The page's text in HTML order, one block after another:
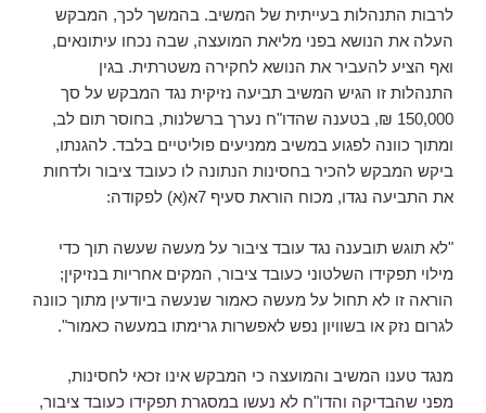
לרבות התנהלות בעייתית של המשיב. בהמשך לכך, המבקש
העלה את הנושא בפני מליאת המועצה, שבה נכחו עיתונאים,
ואף הציע להעביר את הנושא לחקירה משטרתית. בגין
התנהלות זו הגיש המשיב תביעה נזיקית נגד המבקש על סך
150,000 ₪, בטענה שהדו"ח נערך ברשלנות, בחוסר תום לב,
ומתוך כוונה לפגוע במשיב ממניעים פוליטיים בלבד. להגנתו,
ביקש המבקש להכיר בחסינות הנתונה לו כעובד ציבור ולדחות
את התביעה נגדו, מכוח הוראת סעיף 7א(א) לפקודה:
"לא תוגש תובענה נגד עובד ציבור על מעשה שעשה תוך כדי
מילוי תפקידו השלטוני כעובד ציבור, המקים אחריות בנזיקין;
הוראה זו לא תחול על מעשה כאמור שנעשה ביודעין מתוך כוונה
לגרום נזק או בשוויון נפש לאפשרות גרימתו במעשה כאמור".
מנגד טענו המשיב והמועצה כי המבקש אינו זכאי לחסינות,
מפני שהבדיקה והדו"ח לא נעשו במסגרת תפקידו כעובד ציבור,